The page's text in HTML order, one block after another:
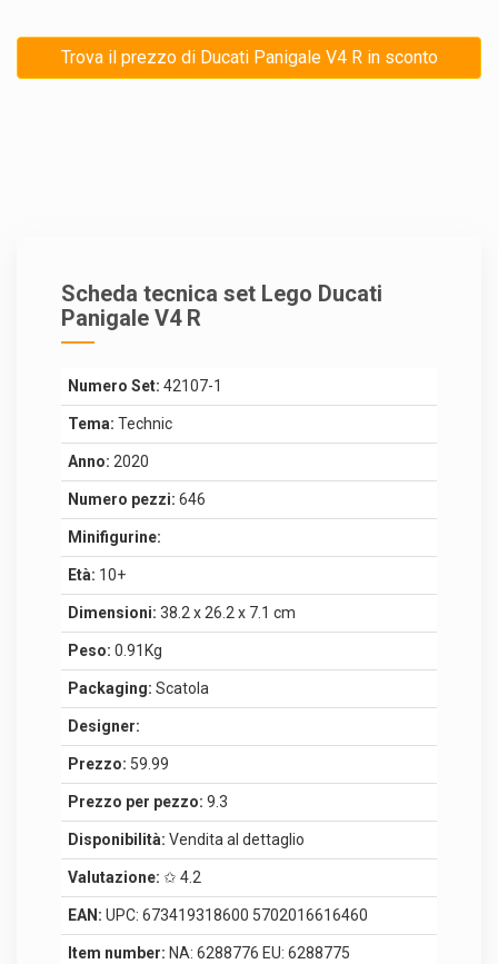
Trova il prezzo di Ducati Panigale V4 R in sconto
Scheda tecnica set Lego Ducati
Panigale V4 R
Numero Set: 42107-1
Tema: Technic
Anno: 2020
Numero pezzi: 646
Minifigurine:
Età: 10+
Dimensioni: 38.2 x 26.2 x 7.1 cm
Peso: 0.91Kg
Packaging: Scatola
Designer:
Prezzo: 59.99
Prezzo per pezzo: 9.3
Disponibilità: Vendita al dettaglio
Valutazione: ✩ 4.2
EAN: UPC: 673419318600 5702016616460
Item number: NA: 6288776 EU: 6288775